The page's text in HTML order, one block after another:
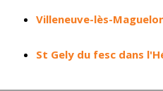
Villeneuve-lès-
St Gely du fesc dans